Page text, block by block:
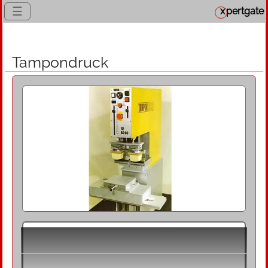
☰ xpertgate
Tampondruck
Definition